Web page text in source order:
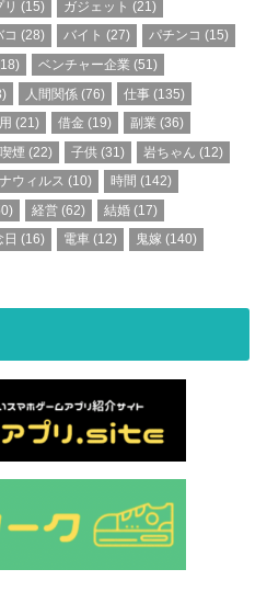
リ (15) ガジェット (21)
コ (28) バイト (27) パチンコ (15)
ベンチャー企業 (51)
人間関係(76) 仕事 (135)
(21) 借金 (19) 副業 (36)
喫煙 (22) 子供 (31) 岩ちゃん (12)
ウィルス (10) 時間 (142)
経営 (62) 結婚 (17)
(16) 電車 (12) 鬼嫁 (140)